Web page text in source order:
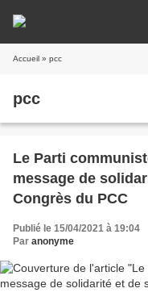
Accueil » pcc
pcc
Le Parti
message de
Congrès du PCC
Publié le 15/04/2021 à 19:04
Par anonyme